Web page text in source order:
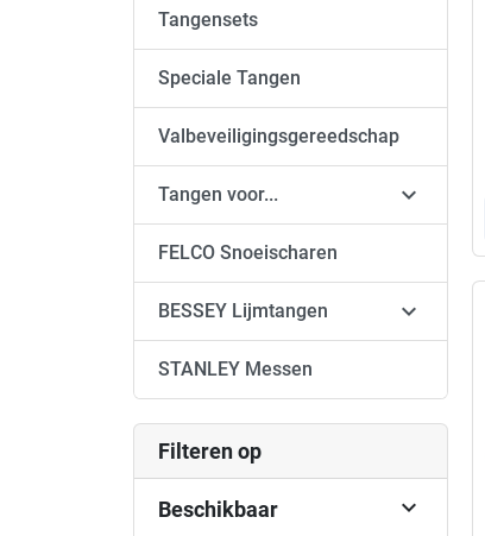
Tangensets
Speciale Tangen
Valbeveiligingsgereedschap
Tangen voor... 
FELCO Snoeischaren
BESSEY Lijmtangen 
STANLEY Messen
Filteren op
Beschikbaar 